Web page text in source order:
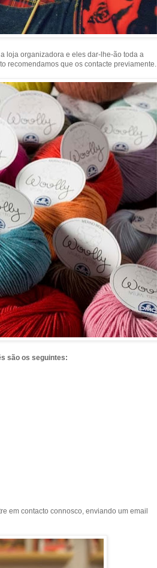
loja organizadora e eles dar-lhe-ão toda a
recomendamos que os contacte previamente.
são os seguintes:
em contacto connosco, enviando um email